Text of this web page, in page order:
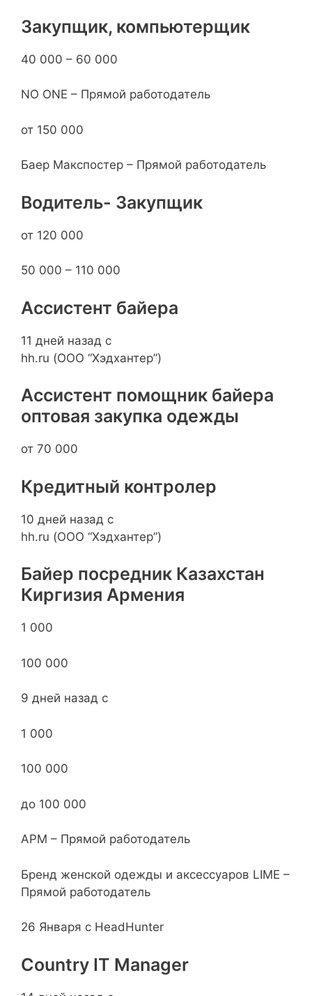
Закупщик, компьютерщик
40 000 – 60 000
NO ONE – Прямой работодатель
от 150 000
Баер Макспостер – Прямой работодатель
Водитель- Закупщик
от 120 000
50 000 – 110 000
Ассистент байера
11 дней назад с
hh.ru (ООО “Хэдхантер”)
Ассистент помощник байера
оптовая закупка одежды
от 70 000
Кредитный контролер
10 дней назад с
hh.ru (ООО “Хэдхантер”)
Байер посредник Казахстан
Киргизия Армения
1 000
100 000
9 дней назад с
1 000
100 000
до 100 000
АРМ – Прямой работодатель
Бренд женской одежды и аксессуаров LIME –
Прямой работодатель
26 Января с HeadHunter
Country IT Manager